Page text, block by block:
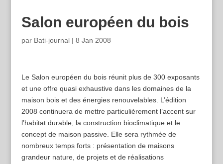
Salon européen du bois
par Bati-journal| 8 Jan 2008
Le Salon européen du bois réunit plus de 300 exposants
et une offre quasi exhaustive dans les domaines de la
maison bois et des énergies renouvelables. L’édition
2008 continuera de mettre particulièrement l’accent sur
l’habitat durable, la construction bioclimatique et le
concept de maison passive. Elle sera rythmée de
nombreux temps forts : présentation de maisons
grandeur nature, de projets et de réalisations